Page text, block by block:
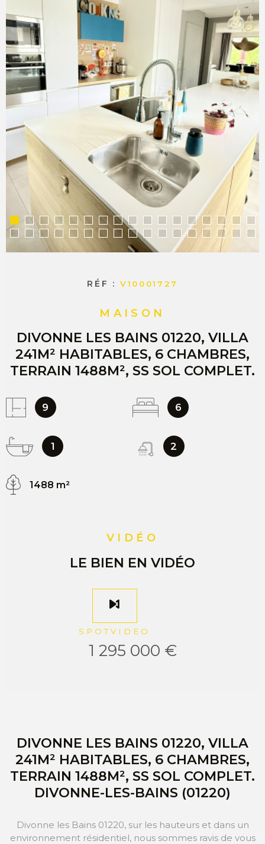
ESTIMER
VENDRE
RÉF :V10001727
MAISON
DIVONNE LES BAINS 01220, VILLA
241M² HABITABLES, 6 CHAMBRES,
TERRAIN 1488M², SS SOL COMPLET.
9 6
1 2
1488 m²
VIDÉO
LE BIEN EN VIDÉO
SPOTVIDEO
1 295 000 €
DIVONNE LES BAINS 01220, VILLA
241M² HABITABLES, 6 CHAMBRES,
TERRAIN 1488M², SS SOL COMPLET.
DIVONNE-LES-BAINS (01220)
Divonne les Bains 01220, sur les hauteurs et dans un
environnement résidentiel, nous sommes ravis de vous